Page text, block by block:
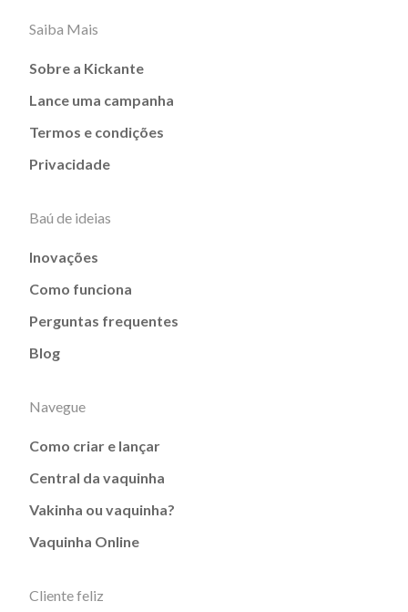
Saiba Mais
Sobre a Kickante
Lance uma campanha
Termos e condições
Privacidade
Baú de ideias
Inovações
Como funciona
Perguntas frequentes
Blog
Navegue
Como criar e lançar
Central da vaquinha
Vakinha ou vaquinha?
Vaquinha Online
Cliente feliz